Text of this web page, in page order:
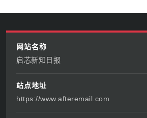
网站名称
启芯新知日报
站点地址
https://www.afteremail.com